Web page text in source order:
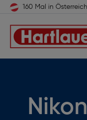
160 Mal in Österreich